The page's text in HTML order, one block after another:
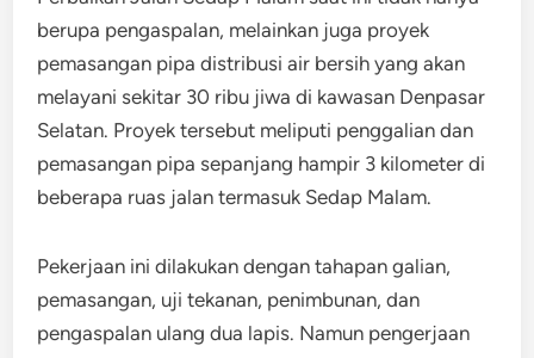
berupa pengaspalan, melainkan juga proyek
pemasangan pipa distribusi air bersih yang akan
melayani sekitar 30 ribu jiwa di kawasan Denpasar
Selatan. Proyek tersebut meliputi penggalian dan
pemasangan pipa sepanjang hampir 3 kilometer di
beberapa ruas jalan termasuk Sedap Malam.
Pekerjaan ini dilakukan dengan tahapan galian,
pemasangan, uji tekanan, penimbunan, dan
pengaspalan ulang dua lapis. Namun pengerjaan